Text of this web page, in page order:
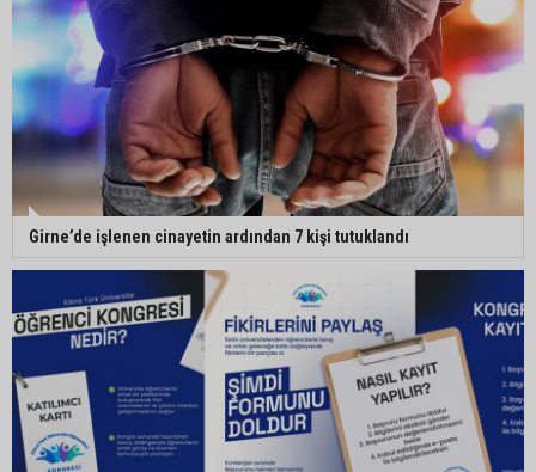
Girne’de işlenen cinayetin ardından 7 kişi tutuklandı